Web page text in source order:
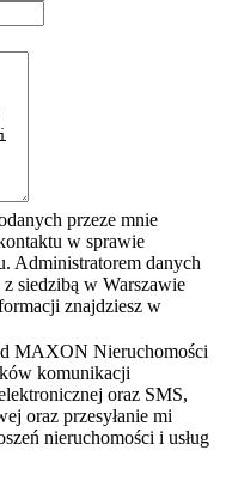
przeze mnie
w sprawie
Administratorem danych
siedzibą w Warszawie
znajdziesz w
MAXON Nieruchomości
komunikacji
oraz SMS,
oraz przesyłanie mi
nieruchomości i usług